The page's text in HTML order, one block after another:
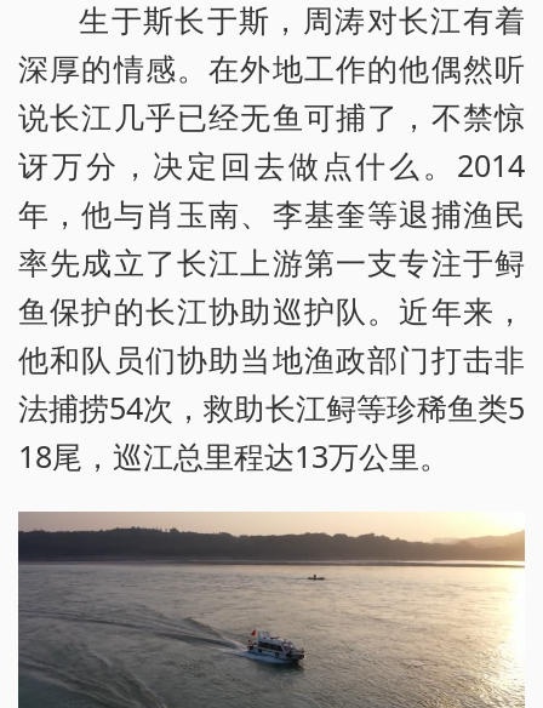
生于斯长于斯，周涛对长江有着
深厚的情感。在外地工作的他偶然听
说长江几乎已经无鱼可捕了，不禁惊
讶万分，决定回去做点什么。2014
年，他与肖玉南、李基奎等退捕渔民
率先成立了长江上游第一支专注于鲟
鱼保护的长江协助巡护队。近年来，
他和队员们协助当地渔政部门打击非
法捕捞54次，救助长江鲟等珍稀鱼类5
18尾，巡江总里程达13万公里。